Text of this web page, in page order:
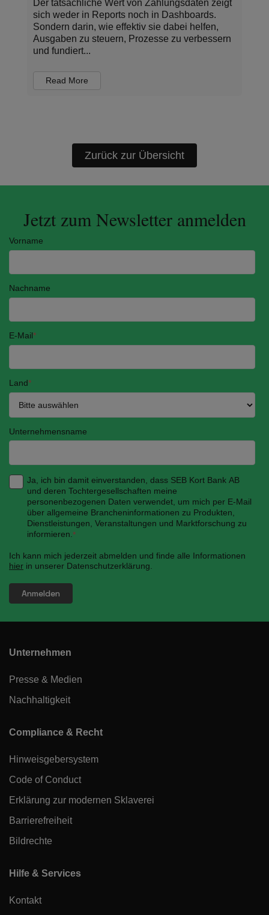
Der tatsächliche Wert von Zahlungsdaten zeigt
sich weder in Reports noch in Dashboards.
Sondern darin, wie effektiv sie dabei helfen,
Ausgaben zu steuern, Prozesse zu verbessern
und fundiert...
Read More
Zurück zur Übersicht
Jetzt zum Newsletter anmelden
Vorname
Nachname
E-Mail*
Land*
Unternehmensname
Ja, ich bin damit einverstanden, dass SEB Kort Bank AB
und deren Tochtergesellschaften meine
personenbezogenen Daten verwendet, um mich per E-Mail
über allgemeine Brancheninformationen zu Produkten,
Dienstleistungen, Veranstaltungen und Marktforschung zu
informieren. *
Ich kann mich jederzeit abmelden und finde alle Informationen
hier in unserer Datenschutzerklärung.
Unternehmen
Presse & Medien
Nachhaltigkeit
Compliance & Recht
Hinweisgebersystem
Code of Conduct
Erklärung zur modernen Sklaverei
Barrierefreiheit
Bildrechte
Hilfe & Services
Kontakt